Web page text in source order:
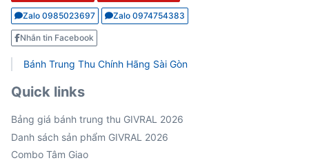
Zalo 0985023697 Zalo 0974754383
Nhắn tin Facebook
Bánh Trung Thu Chính Hãng Sài Gòn
Quick links
Bảng giá bánh trung thu GIVRAL 2026
Danh sách sản phẩm GIVRAL 2026
Combo Tâm Giao